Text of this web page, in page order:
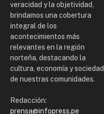
veracidad y la objetividad,
brindamos una cobertura
integral de los
acontecimientos más
relevantes en la región
norteña, destacando la
cultura, economía y sociedad
de nuestras comunidades.
Redacción:
prensa@infopress.pe